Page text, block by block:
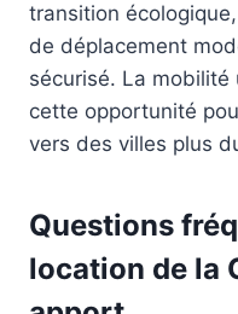
transition
de déplacement
sécurisé. La
cette opportunité
vers des villes plus
Questions
location de la